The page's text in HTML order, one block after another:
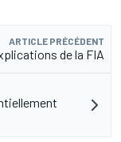
ARTICLE PRÉCÉDENT
de la FIA